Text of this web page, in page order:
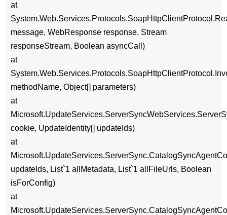
at
message, WebResponse response, Stream
responseStream, Boolean asyncCall)
at
methodName, Object[] parameters)
at
cookie, UpdateIdentity[] updateIds)
at
updateIds, List`1 allMetadata, List`1 allFileUrls, Boolean
isForConfig)
at